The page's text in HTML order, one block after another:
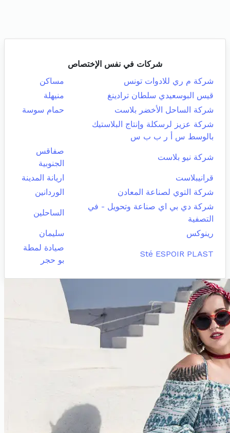
شركات في نفس الإختصاص
شركة م ري للادوات تونس
مساكن
قيس البوسعيدي سلطان ترادينغ
منيهلة
شركة الساحل الأخضر بلاست
حمام سوسة
شركة عزيز لرسكلة وإنتاج البلاستيك
بالوسط س أ ر ب ب س
شركة نيو بلاست
صفاقس
الجنوبية
قرانيبلاست
اريانة المدينة
شركة التوي لصناعة المعادن
الوردانين
شركة دي بي اي صناعة وتحويل - في
التصفية
الساحلين
رينوكس سليمان
Sté ESPOIR PLAST
صيادة لمطة
بو حجر